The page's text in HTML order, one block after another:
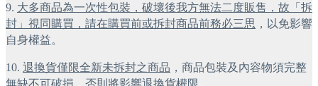
9. 大多商品為一次性包裝，破壞後我方無法二度販售，故「拆
封」視同購買，請在購買前或拆封商品前務必三思 ，以免影響
自身權益。
10. 退換貨僅限全新未拆封之商品 ，商品包裝及內容物須完整
無缺不可破損，否則將影響退換貨權限。